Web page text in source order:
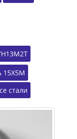
15Х5М
стали